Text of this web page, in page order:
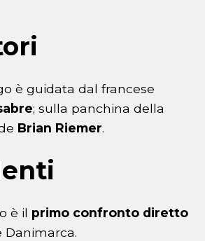
è guidata dal francese
; sulla panchina della
Brian Riemer.
è il primo confronto diretto
Danimarca.